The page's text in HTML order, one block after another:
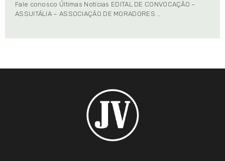
Fale conosco Últimas Notícias EDITAL DE CONVOCAÇÃO –
ASSUITÁLIA – ASSOCIAÇÃO DE MORADORES …